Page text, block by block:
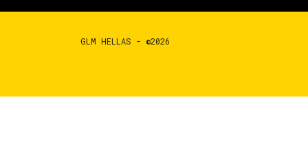
GLM HELLAS - ©2026